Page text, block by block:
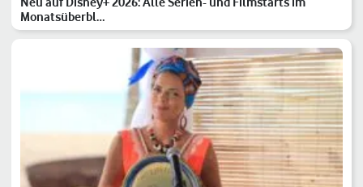
Monatsüberbl…